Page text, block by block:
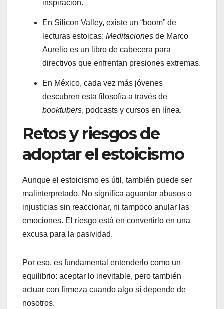
inspiración.
En Silicon Valley, existe un “boom” de
lecturas estoicas: Meditaciones de Marco
Aurelio es un libro de cabecera para
directivos que enfrentan presiones extremas.
En México, cada vez más jóvenes
descubren esta filosofía a través de
booktubers, podcasts y cursos en línea.
Retos y riesgos de
adoptar el estoicismo
Aunque el estoicismo es útil, también puede ser
malinterpretado. No significa aguantar abusos o
injusticias sin reaccionar, ni tampoco anular las
emociones. El riesgo está en convertirlo en una
excusa para la pasividad.
Por eso, es fundamental entenderlo como un
equilibrio: aceptar lo inevitable, pero también
actuar con firmeza cuando algo sí depende de
nosotros.